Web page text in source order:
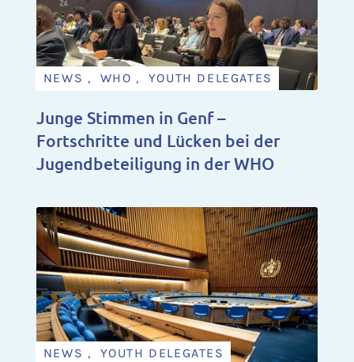
NEWS , WHO , YOUTH DELEGATES
Junge Stimmen in Genf –
Fortschritte und Lücken bei der
Jugendbeteiligung in der WHO
NEWS , YOUTH DELEGATES